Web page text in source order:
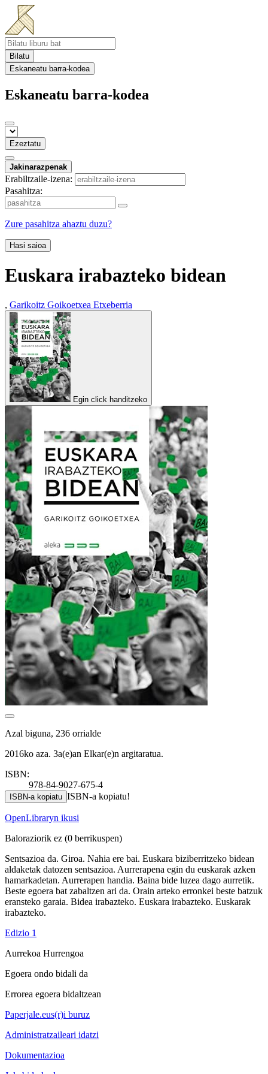
Bilatu
Eskaneatu barra-kodea
Eskaneatu barra-kodea
Ezeztatu
Jakinarazpenak
Erabiltzaile-izena:
Pasahitza:
Zure pasahitza ahaztu duzu?
Hasi saioa
Euskara irabazteko bidean
, Garikoitz Goikoetxea Etxeberria
Egin click handitzeko
Azal biguna, 236 orrialde
2016ko aza. 3a(e)an Elkar(e)n argitaratua.
ISBN:
978-84-9027-675-4
ISBN-a kopiatu ISBN-a kopiatu!
OpenLibraryn ikusi
Baloraziorik ez (0 berrikuspen)
Sentsazioa da. Giroa. Nahia ere bai. Euskara biziberritzeko bidean
aldaketak datozen sentsazioa. Aurrerapena egin du euskarak azken
hamarkadetan. Aurrerapen handia. Baina bide luzea dago aurretik.
Beste egoera bat zabaltzen ari da. Orain arteko erronkei beste batzuk
eransteko garaia. Bidea irabazteko. Euskara irabazteko. Euskarak
irabazteko.
Edizio 1
Aurrekoa Hurrengoa
Egoera ondo bidali da
Errorea egoera bidaltzean
Paperjale.eus(r)i buruz
Administratzaileari idatzi
Dokumentazioa